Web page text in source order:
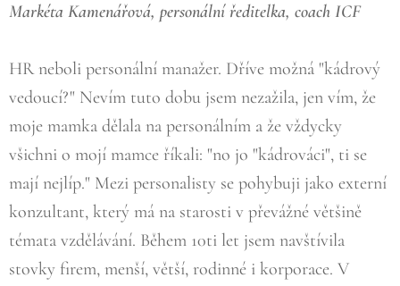
Markéta Kamenářová, personální ředitelka, coach ICF
HR neboli personální manažer. Dříve možná "kádrový
vedoucí?" Nevím tuto dobu jsem nezažila, jen vím, že
moje mamka dělala na personálním a že vždycky
všichni o mojí mamce říkali: "no jo "kádrováci", ti se
mají nejlíp." Mezi personalisty se pohybuji jako externí
konzultant, který má na starosti v převážné většině
témata vzdělávání. Během 10ti let jsem navštívila
stovky firem, menší, větší, rodinné i korporace. V